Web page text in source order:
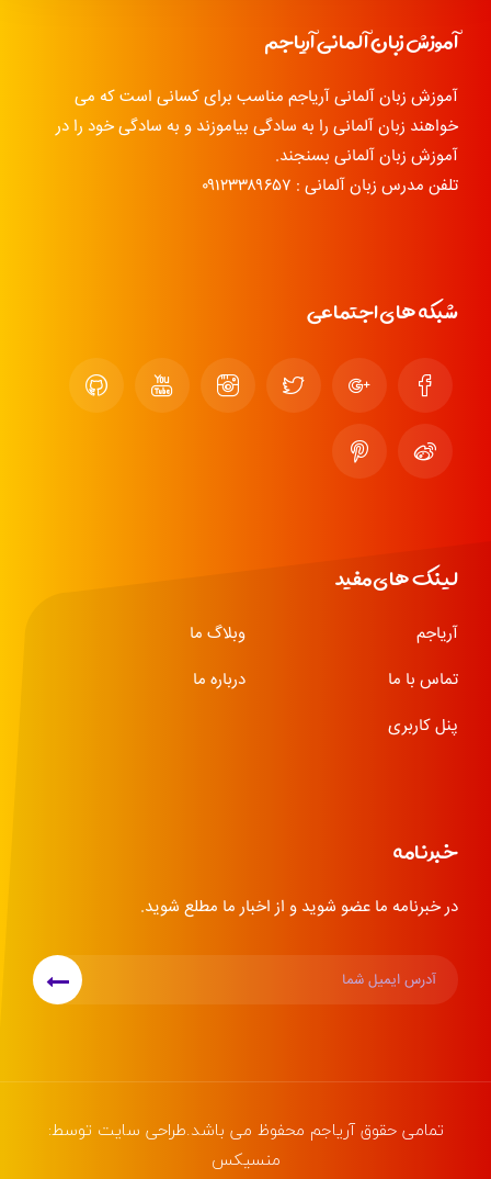
آموزش زبان آلمانی آریاجم
آموزش زبان آلمانی آریاجم مناسب برای کسانی است که می
خواهند زبان آلمانی را به سادگی بیاموزند و به سادگی خود را در
آموزش زبان آلمانی بسنجند.
تلفن مدرس زبان آلمانی : ۰۹۱۲۳۳۸۹۶۵۷
شبکه های اجتماعی
لینک های مفید
آریاجم
وبلاگ ما
تماس با ما
درباره ما
پنل کاربری
خبرنامه
در خبرنامه ما عضو شوید و از اخبار ما مطلع شوید.
تمامی حقوقآریاجم محفوظ می باشد.طراحی سایت توسط:
منسیکس